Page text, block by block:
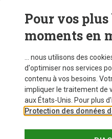
Pour vos
moments en
... nous utilisons des
d'optimiser nos services
contenu à vos besoins.
impliquer le traitement de
aux États-Unis. Pour plus
Protection des données